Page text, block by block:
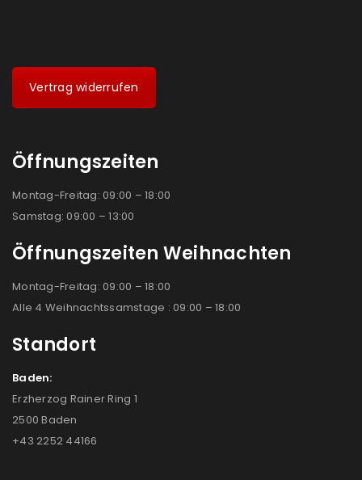
Vertrag widerrufen
Öffnungszeiten
Montag-Freitag: 09:00 – 18:00
Samstag: 09:00 – 13:00
Öffnungszeiten Weihnachten
Montag-Freitag: 09:00 – 18:00
Alle 4 Weihnachtssamstage : 09:00 – 18:00
Standort
Baden:
Erzherzog Rainer Ring 1
2500 Baden
+43 2252 44166